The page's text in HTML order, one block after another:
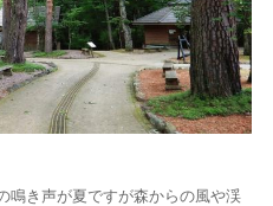
鳴き声が夏ですが森からの風や渓